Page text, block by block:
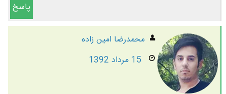
پاسخ
محمدرضا امين زاده
15 مرداد 1392